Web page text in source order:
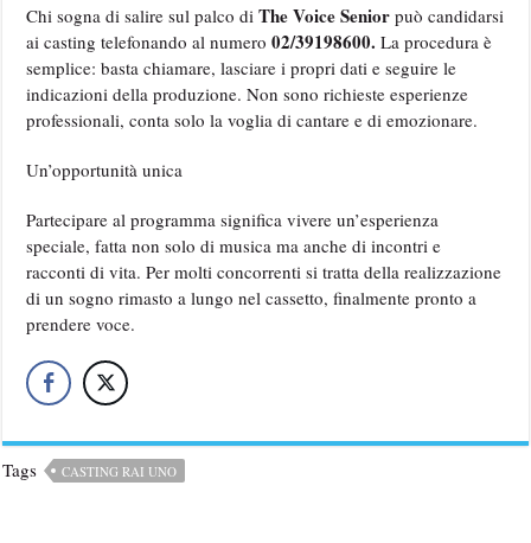
Chi sogna di salire sul palco diThe Voice Senior può candidarsi
ai casting telefonando al numero02/39198600. La procedura è
semplice: basta chiamare, lasciare i propri dati e seguire le
indicazioni della produzione. Non sono richieste esperienze
professionali, conta solo la voglia di cantare e di emozionare.
Un’opportunità unica
Partecipare al programma significa vivere un’esperienza
speciale, fatta non solo di musica ma anche di incontri e
racconti di vita. Per molti concorrenti si tratta della realizzazione
di un sogno rimasto a lungo nel cassetto, finalmente pronto a
prendere voce.
Tags CASTING RAI UNO